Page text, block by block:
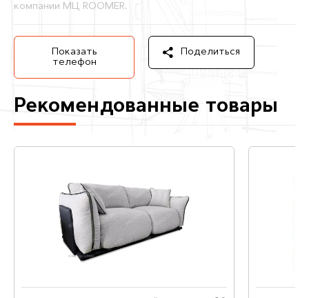
компании МЦ ROOMER.
Показать
телефон
Поделиться
Рекомендованные товары